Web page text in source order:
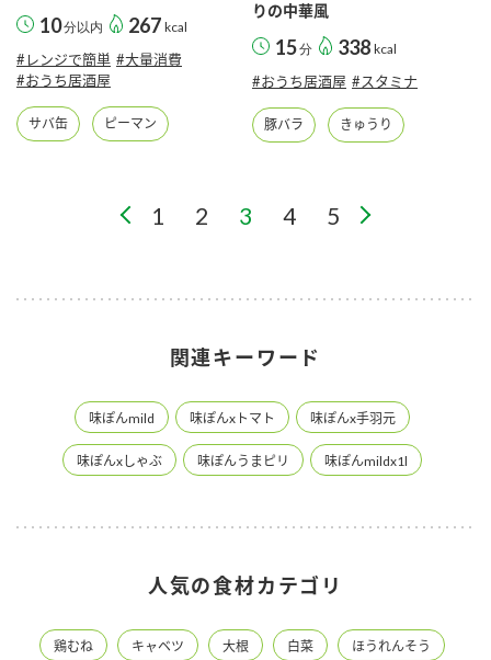
10分以内 267 kcal
#レンジで簡単 #大量消費
#おうち居酒屋
サバ缶 ピーマン
りの中華風
15分 338 kcal
#おうち居酒屋 #スタミナ
豚バラ きゅうり
1 2 3 4 5
関連キーワード
味ぽんmild 味ぽんxトマト 味ぽんx手羽元
味ぽんxしゃぶ 味ぽんうまピリ 味ぽんmildx1l
人気の食材カテゴリ
鶏むね キャベツ 大根 白菜 ほうれんそう